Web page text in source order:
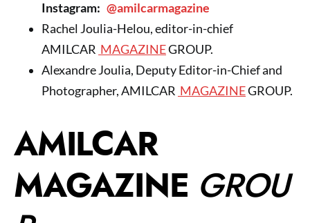
Instagram: @amilcarmagazine
Rachel Joulia-Helou, editor-in-chief
AMILCAR MAGAZINEGROUP.
Alexandre Joulia, Deputy Editor-in-Chief and
Photographer, AMILCAR MAGAZINEGROUP.
AMILCAR
MAGAZINE GROU